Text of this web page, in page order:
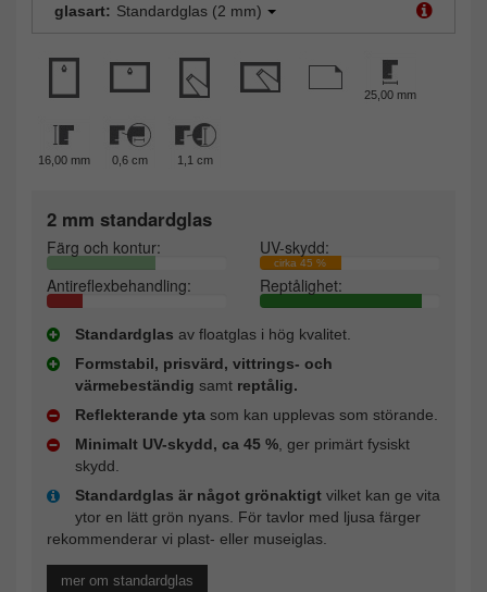
glasart: Standardglas (2 mm)
25,00 mm
16,00 mm 0,6 cm 1,1 cm
2 mm standardglas
Färg och kontur: UV-skydd:
cirka 45 %
Antireflexbehandling: Reptålighet:
Standardglas av floatglas i hög kvalitet.
Formstabil, prisvärd, vittrings- och
värmebeständig samt reptålig.
Reflekterande yta som kan upplevas som störande.
Minimalt UV-skydd, ca 45 % , ger primärt fysiskt
skydd.
Standardglas är något grönaktigt vilket kan ge vita
ytor en lätt grön nyans. För tavlor med ljusa färger
rekommenderar vi plast- eller museiglas.
mer om standardglas